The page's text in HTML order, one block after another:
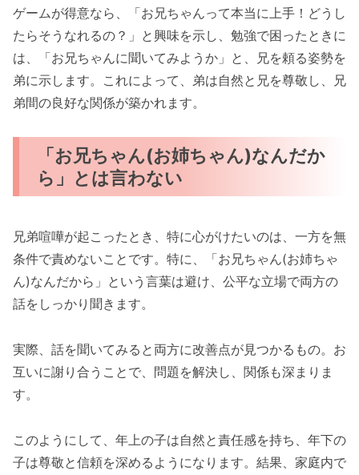
ゲームが得意なら、「お兄ちゃんって本当に上手！どうし
たらそうなれるの？」と興味を示し、勉強で困ったときに
は、「お兄ちゃんに聞いてみようか」と、兄を頼る姿勢を
弟に示します。これによって、弟は自然と兄を尊敬し、兄
弟間の良好な関係が築かれます。
「お兄ちゃん(お姉ちゃん)なんだか
ら」とは言わない
兄弟喧嘩が起こったとき、特に心がけたいのは、一方を無
条件で責めないことです。特に、「お兄ちゃん(お姉ちゃ
ん)なんだから」という言葉は避け、公平な立場で両方の
話をしっかり聞きます。
実際、話を聞いてみると両方に改善点が見つかるもの。お
互いに謝り合うことで、問題を解決し、関係も深まりま
す。
このようにして、年上の子は自然と責任感を持ち、年下の
子は尊敬と信頼を深めるようになります。結果、家庭内で